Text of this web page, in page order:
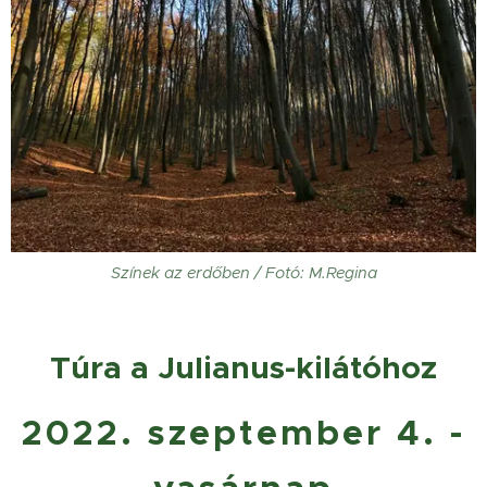
Színek az erdőben / Fotó: M.Regina
Túra a Julianus-kilátóhoz
2022. szeptember 4. -